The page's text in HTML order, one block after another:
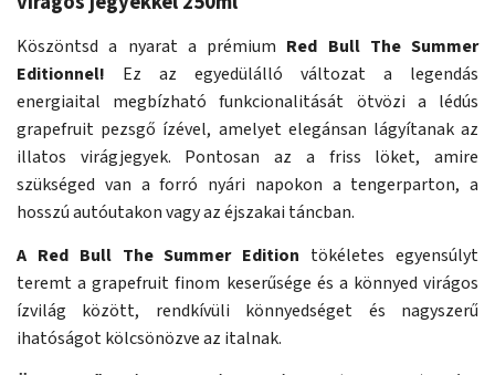
Köszöntsd a nyarat a prémium Red Bull The Summer
Editionnel! Ez az egyedülálló változat a legendás
energiaital megbízható funkcionalitását ötvözi a lédús
grapefruit pezsgő ízével, amelyet elegánsan lágyítanak az
illatos virágjegyek. Pontosan az a friss löket, amire
szükséged van a forró nyári napokon a tengerparton, a
hosszú autóutakon vagy az éjszakai táncban.
A Red Bull The Summer Edition tökéletes egyensúlyt
teremt a grapefruit finom keserűsége és a könnyed virágos
ízvilág között, rendkívüli könnyedséget és nagyszerű
ihatóságot kölcsönözve az italnak.